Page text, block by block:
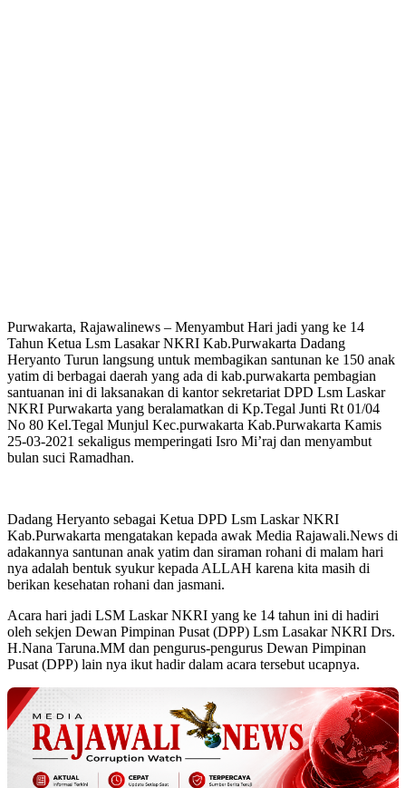
Purwakarta, Rajawalinews – Menyambut Hari jadi yang ke 14
Tahun Ketua Lsm Lasakar NKRI Kab.Purwakarta Dadang
Heryanto Turun langsung untuk membagikan santunan ke 150 anak
yatim di berbagai daerah yang ada di kab.purwakarta pembagian
santuanan ini di laksanakan di kantor sekretariat DPD Lsm Laskar
NKRI Purwakarta yang beralamatkan di Kp.Tegal Junti Rt 01/04
No 80 Kel.Tegal Munjul Kec.purwakarta Kab.Purwakarta Kamis
25-03-2021 sekaligus memperingati Isro Mi’raj dan menyambut
bulan suci Ramadhan.
Dadang Heryanto sebagai Ketua DPD Lsm Laskar NKRI
Kab.Purwakarta mengatakan kepada awak Media Rajawali.News di
adakannya santunan anak yatim dan siraman rohani di malam hari
nya adalah bentuk syukur kepada ALLAH karena kita masih di
berikan kesehatan rohani dan jasmani.
Acara hari jadi LSM Laskar NKRI yang ke 14 tahun ini di hadiri
oleh sekjen Dewan Pimpinan Pusat (DPP) Lsm Lasakar NKRI Drs.
H.Nana Taruna.MM dan pengurus-pengurus Dewan Pimpinan
Pusat (DPP) lain nya ikut hadir dalam acara tersebut ucapnya.